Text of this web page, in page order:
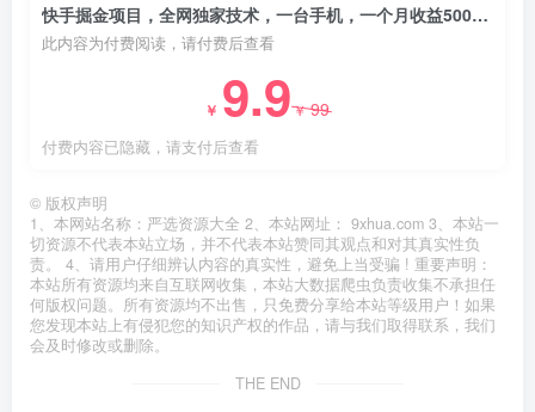
快手掘金项目，全网独家技术，一台手机，一个月收益5000+，简单暴利
此内容为付费阅读，请付费后查看
￥ 9.9￥99
付费内容已隐藏，请支付后查看
© 版权声明
1、本网站名称：严选资源大全 2、本站网址： 9xhua.com 3、本站一
切资源不代表本站立场，并不代表本站赞同其观点和对其真实性负
责。 4、请用户仔细辨认内容的真实性，避免上当受骗 ! 重要声明：
本站所有资源均来自互联网收集，本站大数据爬虫负责收集不承担任
何版权问题。所有资源均不出售，只免费分享给本站等级用户！如果
您发现本站上有侵犯您的知识产权的作品，请与我们取得联系，我们
会及时修改或删除。
THE END